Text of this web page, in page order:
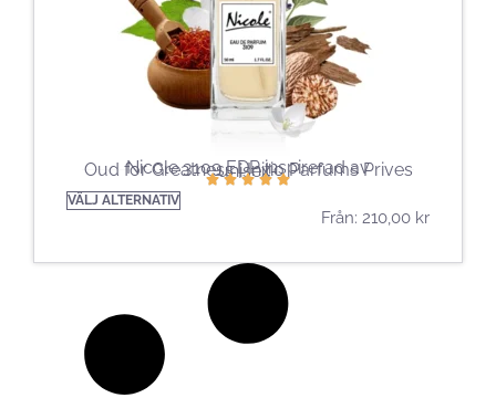
Nicole 3109 EDP ​​inspirerad av
Oud for Greatness | Initio Parfums Prives
unisex-
VÄLJ ALTERNATIV
Från: 210,00 kr